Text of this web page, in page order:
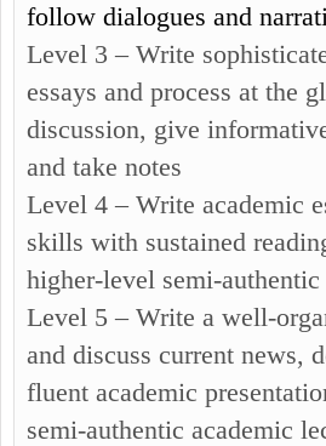
follow dialogues and
Level 3 – Write
essays and process at the
discussion, give
and take notes
Level 4 – Write academic
skills with sustained
higher-level semi-authentic
Level 5 – Write a well-
and discuss current news,
fluent academic
semi-authentic academic